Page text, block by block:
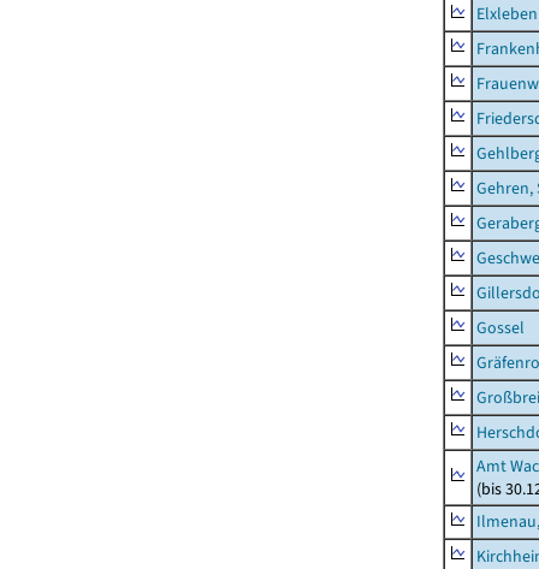
Elxleben
Gehren,
Gossel
Amt
(bis